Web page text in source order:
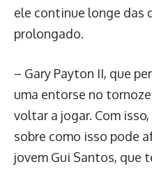
ele continue longe das
prolongado.
– Gary Payton II, que
uma entorse no
voltar a jogar. Com
sobre como isso pode
jovem Gui Santos, que